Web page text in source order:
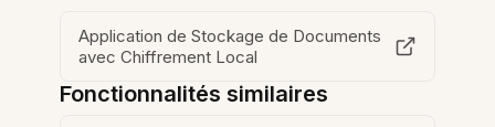
Application de Stockage de Documents
avec Chiffrement Local
Fonctionnalités similaires